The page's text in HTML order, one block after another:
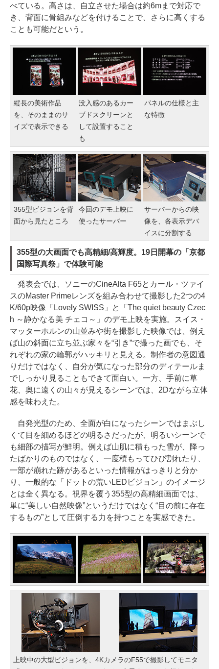
べている。高さは、自立させた場合は約6mまで対応で
き、背面に骨組みなどを付けることで、さらに高くする
ことも可能だという。
縦長の美術作品
を、そのままのサ
イズで表示できる
没入感のあるカー
ブドスクリーンと
して設置すること
も
パネルの仕様と主
な特徴
355型ビジョンを背
面から見たところ
今回のデモ上映に
使ったサーバー
サーバーからの映
像を、各表示デバ
イスに分割する
355型の大画面でも高精細/高輝度。19日開幕の「京都
国際写真祭」で体験可能
発表会では、ソニーのCineAlta F65とカール・ツァイ
スのMaster Primeレンズを組み合わせて撮影した2つの4
K/60p映像「Lovely SWISS」と「The quiet beauty Czec
h ～静かなる美 チェコ～」のデモ上映を実施。スイス・
マッターホルンの山並みや街を撮影した映像では、例え
ば山の斜面に立ち並ぶ家々を“引き”で撮った画でも、そ
れぞれの家の輪郭がハッキリと見える。制作者の意図通
りだけではなく、自分が気になった部分のディテールま
でしっかり見ることもできて面白い。一方、手前に草
花、奥に遠くの山々が見えるシーンでは、2Dながら立体
感を味わえた。
自発光型のため、全面が白になったシーンではまぶし
くて目を細めるほどの明るさだったが、明るいシーンで
も細部の描写が鮮明。例えば山肌に積もった雪が、降っ
たばかりのものではなく、一度積もってひび割れたり、
一部が崩れた跡があるといった情報がはっきりと分か
り、一般的な「ドットの荒いLEDビジョン」のイメージ
とは全く異なる。視界を覆う355型の高精細画面では、
単に“美しい自然映像”というだけではなく“目の前に存在
するもの”として圧倒する力を持つことを実感できた。
上映中の大型ビジョンを、4KカメラのF55で撮影してモニタ